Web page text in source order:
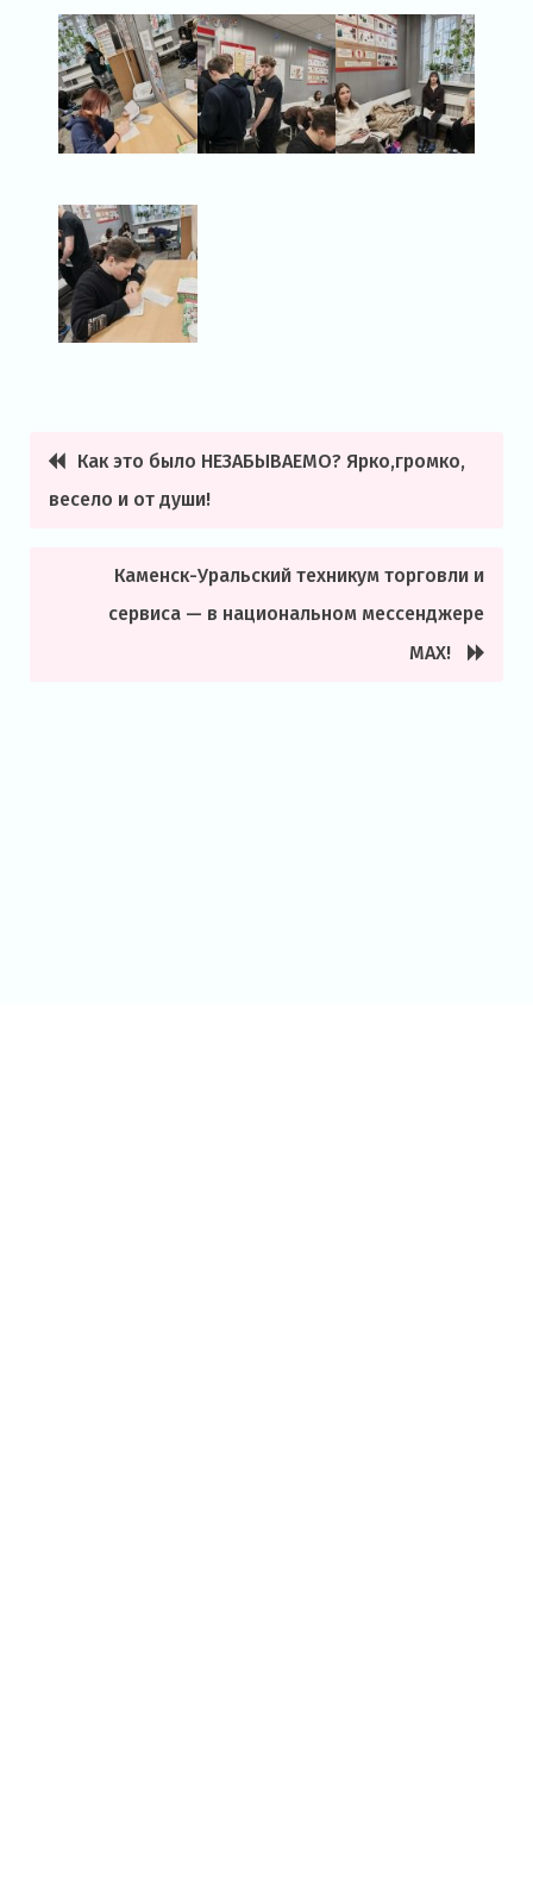
Навигация
по
Как это было НЕЗАБЫВАЕМО? Ярко,громко,
весело и от души!
Каменск-Уральский техникум торговли и
сервиса — в национальном мессенджере
MAX!